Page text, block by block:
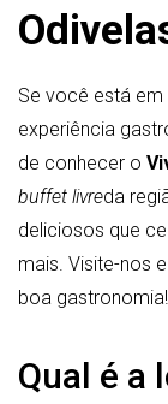
Se você está em
experiência
de conhecer o
buffet livreda
deliciosos que
mais. Visite-nos
boa gastronomia!
Qual é a